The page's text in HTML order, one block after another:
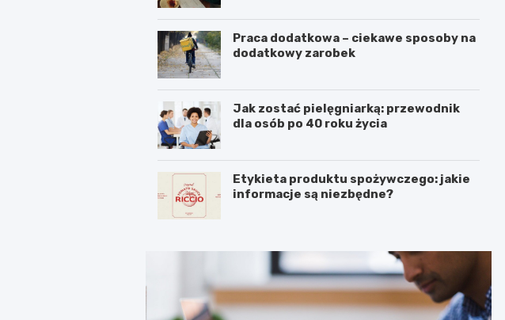
Praca dodatkowa – ciekawe sposoby na
dodatkowy zarobek
Jak zostać pielęgniarką: przewodnik
dla osób po 40 roku życia
Etykieta produktu spożywczego: jakie
informacje są niezbędne?